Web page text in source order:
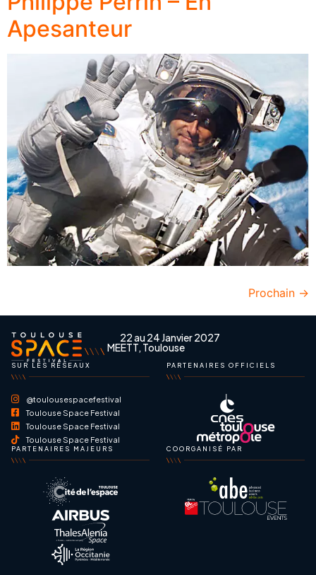
Apesanteur
Prochain →
22 au 24 Janvier 2027
MEETT, Toulouse
SUR LES RÉSEAUX
@toulousespacefestival
Toulouse Space Festival
Toulouse Space Festival
Toulouse Space Festival
PARTENAIRES OFFICIELS
PARTENAIRES MAJEURS COORGANISÉ PAR